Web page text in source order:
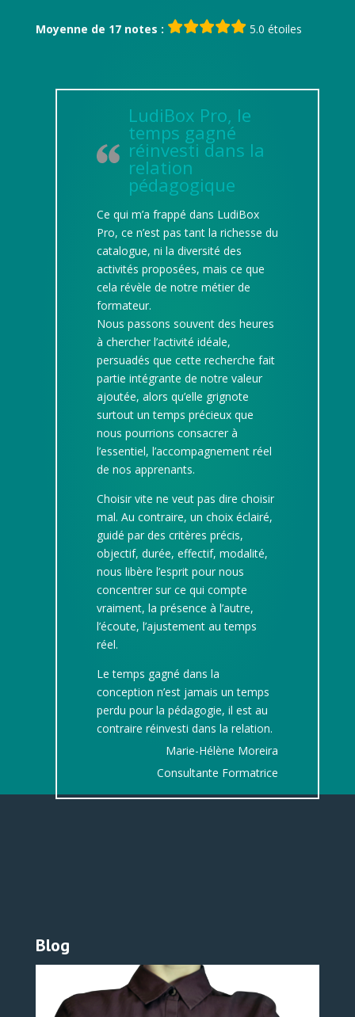
Moyenne de 17 notes : 5.0 étoiles
LudiBox Pro, le
temps gagné
réinvesti dans la
relation
pédagogique
Ce qui m’a frappé dans LudiBox
Pro, ce n’est pas tant la richesse du
catalogue, ni la diversité des
activités proposées, mais ce que
cela révèle de notre métier de
formateur.
Nous passons souvent des heures
à chercher l’activité idéale,
persuadés que cette recherche fait
partie intégrante de notre valeur
ajoutée, alors qu’elle grignote
surtout un temps précieux que
nous pourrions consacrer à
l’essentiel, l’accompagnement réel
de nos apprenants.
Choisir vite ne veut pas dire choisir
mal. Au contraire, un choix éclairé,
guidé par des critères précis,
objectif, durée, effectif, modalité,
nous libère l’esprit pour nous
concentrer sur ce qui compte
vraiment, la présence à l’autre,
l’écoute, l’ajustement au temps
réel.
Le temps gagné dans la
conception n’est jamais un temps
perdu pour la pédagogie, il est au
contraire réinvesti dans la relation.
Marie-Hélène Moreira
Consultante Formatrice
Blog